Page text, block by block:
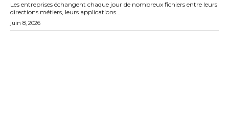
Les entreprises échangent chaque jour de nombreux fichiers entre leurs
directions métiers, leurs applications...
juin 8, 2026